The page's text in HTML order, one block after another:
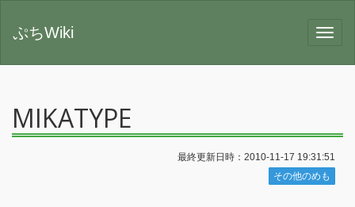
ぷちWiki
MIKATYPE
最終更新日時：2010-11-17 19:31:51
その他のめも